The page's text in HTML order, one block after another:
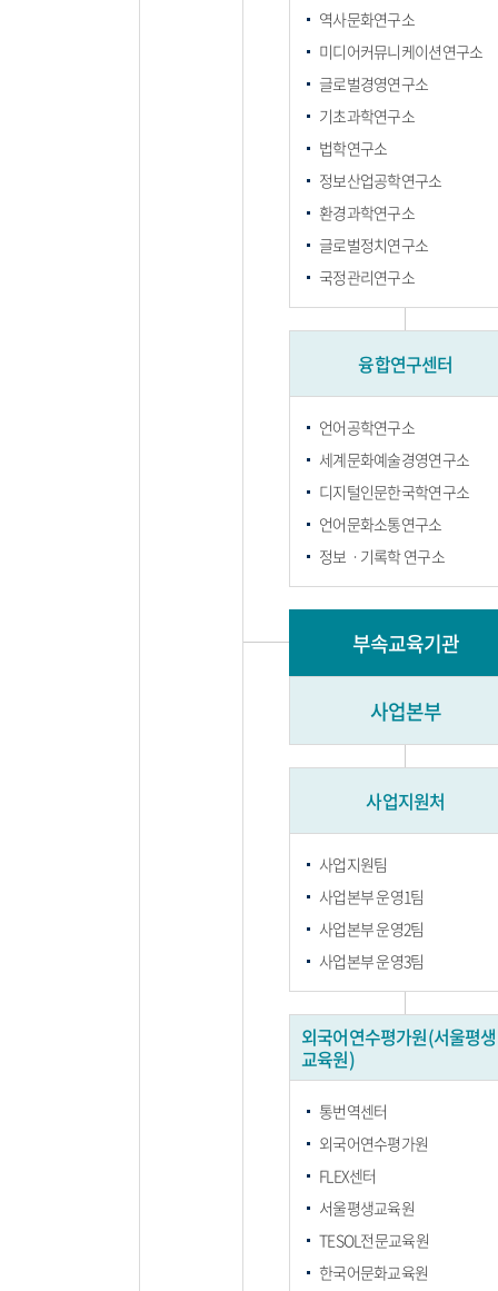
역사문화연구소
미디어커뮤니케이션연구소
글로벌경영연구소
기초과학연구소
법학연구소
정보산업공학연구소
환경과학연구소
글로벌정치연구소
국정관리연구소
융합연구센터
언어공학연구소
세계문화예술경영연구소
디지털인문한국학연구소
언어문화소통연구소
정보ㆍ기록학 연구소
부속교육기관
사업본부
사업지원처
사업지원팀
사업본부 운영1팀
사업본부 운영2팀
사업본부 운영3팀
외국어연수평가원(서울평생
교육원)
통번역센터
외국어연수평가원
FLEX센터
서울평생교육원
TESOL전문교육원
한국어문화교육원